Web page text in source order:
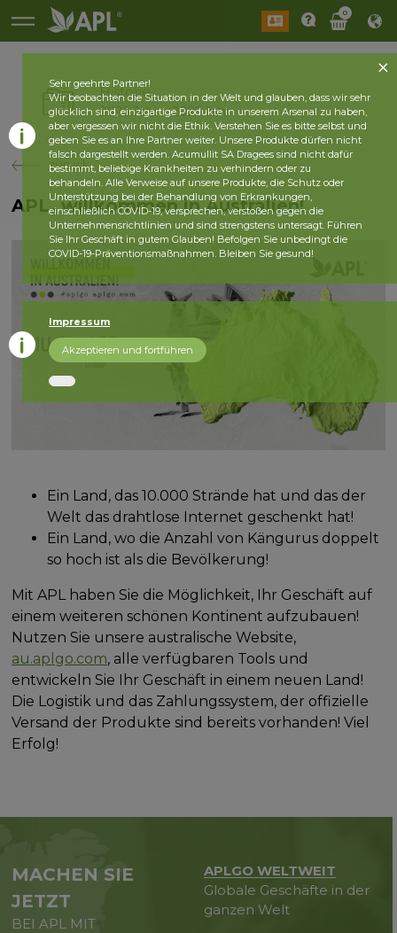
0
Historie
2026 Jahr 2025 Jahr
zurück
APL, willkommen in Australien!
Ein Land, das 10.000 Strände hat und das der
Welt das drahtlose Internet geschenkt hat!
Ein Land, wo die Anzahl von Kängurus doppelt
so hoch ist als die Bevölkerung!
Mit APL haben Sie die Möglichkeit, Ihr Geschäft auf
einem weiteren schönen Kontinent aufzubauen!
Nutzen Sie unsere australische Website,
au.aplgo.com, alle verfügbaren Tools und
entwickeln Sie Ihr Geschäft in einem neuen Land!
Die Logistik und das Zahlungssystem, der offizielle
Versand der Produkte sind bereits vorhanden! Viel
Erfolg!
MACHEN SIE
JETZT
BEI APL MIT
APLGO WELTWEIT
Globale Geschäfte in der
ganzen Welt
Sehr geehrte Partner!
Wir beobachten die Situation in der Welt und glauben, dass wir sehr
glücklich sind, einzigartige Produkte in unserem Arsenal zu haben,
aber vergessen wir nicht die Ethik. Verstehen Sie es bitte selbst und
geben Sie es an Ihre Partner weiter. Unsere Produkte dürfen nicht
falsch dargestellt werden. Acumullit SA Dragees sind nicht dafür
bestimmt, beliebige Krankheiten zu verhindern oder zu
behandeln. Alle Verweise auf unsere Produkte, die Schutz oder
Unterstützung bei der Behandlung von Erkrankungen,
einschließlich COVID-19, versprechen, verstoßen gegen die
Unternehmensrichtlinien und sind strengstens untersagt. Führen
Sie Ihr Geschäft in gutem Glauben! Befolgen Sie unbedingt die
COVID-19-Präventionsmaßnahmen. Bleiben Sie gesund!
Impressum
Akzeptieren und fortführen